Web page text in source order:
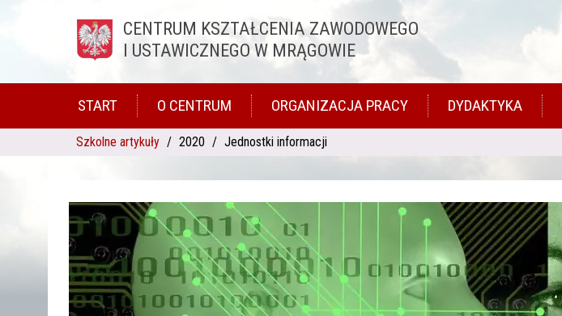
Przejdź do treści
CENTRUM KSZTAŁCENIA ZAWODOWEGO
I USTAWICZNEGO W MRĄGOWIE
START O CENTRUM ORGANIZACJA PRACY DYDAKTYKA
Szkolne artykuły 2020 Jednostki informacji